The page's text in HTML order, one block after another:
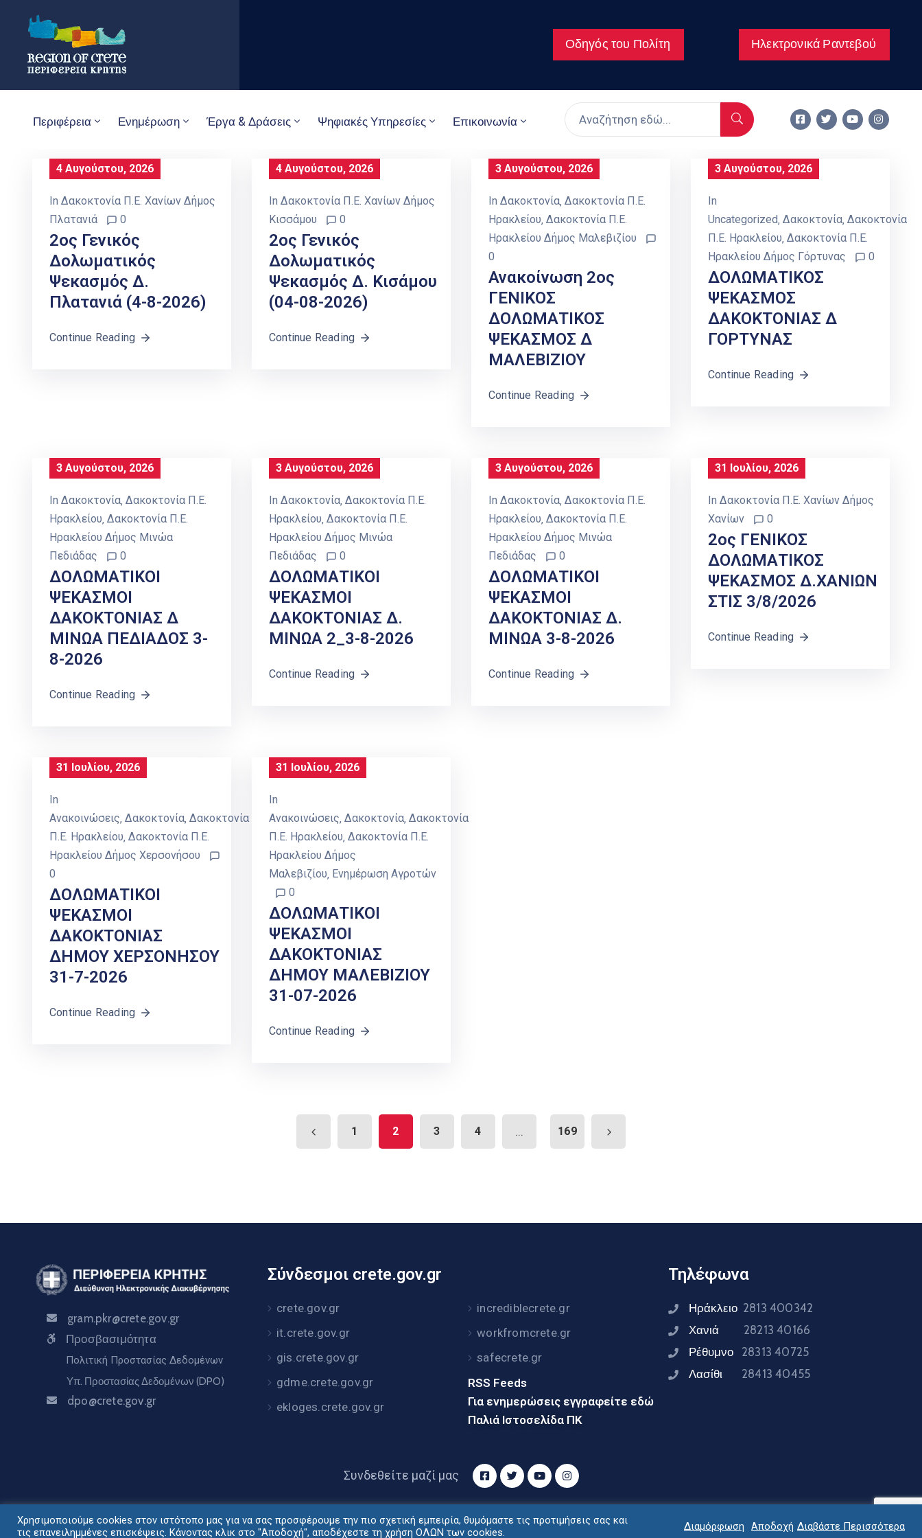
Οδηγός του Πολίτη Ηλεκτρονικά Ραντεβού
Περιφέρεια Ενημέρωση Έργα & Δράσεις Ψηφιακές Υπηρεσίες Επικοινωνία
4 Αυγούστου, 2026
In Δακοκτονία Π.Ε. Χανίων Δήμος
Πλατανιά
0
2ος Γενικός
Δολωματικός
Ψεκασμός Δ.
Πλατανιά (4-8-2026)
Continue Reading
4 Αυγούστου, 2026
In Δακοκτονία Π.Ε. Χανίων Δήμος
Κισσάμου
0
2ος Γενικός
Δολωματικός
Ψεκασμός Δ. Κισάμου
(04-08-2026)
Continue Reading
3 Αυγούστου, 2026
In Δακοκτονία‚ Δακοκτονία Π.Ε.
Ηρακλείου‚ Δακοκτονία Π.Ε.
Ηρακλείου Δήμος Μαλεβιζίου
0
Ανακοίνωση 2ος
ΓΕΝΙΚΟΣ
ΔΟΛΩΜΑΤΙΚΟΣ
ΨΕΚΑΣΜΟΣ Δ
ΜΑΛΕΒΙΖΙΟΥ
Continue Reading
3 Αυγούστου, 2026
In
Uncategorized‚ Δακοκτονία‚ Δακοκτονία
Π.Ε. Ηρακλείου‚ Δακοκτονία Π.Ε.
Ηρακλείου Δήμος Γόρτυνας
0
ΔΟΛΩΜΑΤΙΚΟΣ
ΨΕΚΑΣΜΟΣ
ΔΑΚΟΚΤΟΝΙΑΣ Δ
ΓΟΡΤΥΝΑΣ
Continue Reading
3 Αυγούστου, 2026
In Δακοκτονία‚ Δακοκτονία Π.Ε.
Ηρακλείου‚ Δακοκτονία Π.Ε.
Ηρακλείου Δήμος Μινώα
Πεδιάδας
0
ΔΟΛΩΜΑΤΙΚΟΙ
ΨΕΚΑΣΜΟΙ
ΔΑΚΟΚΤΟΝΙΑΣ Δ
ΜΙΝΩΑ ΠΕΔΙΑΔΟΣ 3-
8-2026
Continue Reading
3 Αυγούστου, 2026
In Δακοκτονία‚ Δακοκτονία Π.Ε.
Ηρακλείου‚ Δακοκτονία Π.Ε.
Ηρακλείου Δήμος Μινώα
Πεδιάδας
0
ΔΟΛΩΜΑΤΙΚΟΙ
ΨΕΚΑΣΜΟΙ
ΔΑΚΟΚΤΟΝΙΑΣ Δ.
ΜΙΝΩΑ 2_3-8-2026
Continue Reading
3 Αυγούστου, 2026
In Δακοκτονία‚ Δακοκτονία Π.Ε.
Ηρακλείου‚ Δακοκτονία Π.Ε.
Ηρακλείου Δήμος Μινώα
Πεδιάδας
0
ΔΟΛΩΜΑΤΙΚΟΙ
ΨΕΚΑΣΜΟΙ
ΔΑΚΟΚΤΟΝΙΑΣ Δ.
ΜΙΝΩΑ 3-8-2026
Continue Reading
31 Ιουλίου, 2026
In Δακοκτονία Π.Ε. Χανίων Δήμος
Χανίων
0
2ος ΓΕΝΙΚΟΣ
ΔΟΛΩΜΑΤΙΚΟΣ
ΨΕΚΑΣΜΟΣ Δ.ΧΑΝΙΩΝ
ΣΤΙΣ 3/8/2026
Continue Reading
31 Ιουλίου, 2026
In
Ανακοινώσεις‚ Δακοκτονία‚ Δακοκτονία
Π.Ε. Ηρακλείου‚ Δακοκτονία Π.Ε.
Ηρακλείου Δήμος Χερσονήσου
0
ΔΟΛΩΜΑΤΙΚΟΙ
ΨΕΚΑΣΜΟΙ
ΔΑΚΟΚΤΟΝΙΑΣ
ΔΗΜΟΥ ΧΕΡΣΟΝΗΣΟΥ
31-7-2026
Continue Reading
31 Ιουλίου, 2026
In
Ανακοινώσεις‚ Δακοκτονία‚ Δακοκτονία
Π.Ε. Ηρακλείου‚ Δακοκτονία Π.Ε.
Ηρακλείου Δήμος
Μαλεβιζίου‚ Ενημέρωση Αγροτών
0
ΔΟΛΩΜΑΤΙΚΟΙ
ΨΕΚΑΣΜΟΙ
ΔΑΚΟΚΤΟΝΙΑΣ
ΔΗΜΟΥ ΜΑΛΕΒΙΖΙΟΥ
31-07-2026
Continue Reading
1 2 3 4 ... 169
gram.pkr@crete.gov.gr
Προσβασιμότητα
Πολιτική Προστασίας Δεδομένων
Υπ. Προστασίας Δεδομένων (DPO)
dpo@crete.gov.gr
Σύνδεσμοι crete.gov.gr
crete.gov.gr
it.crete.gov.gr
gis.crete.gov.gr
gdme.crete.gov.gr
ekloges.crete.gov.gr
incrediblecrete.gr
workfromcrete.gr
safecrete.gr
RSS Feeds
Για ενημερώσεις εγγραφείτε εδώ
Παλιά Ιστοσελίδα ΠΚ
Τηλέφωνα
Ηράκλειο 2813 400342
Χανιά 28213 40166
Ρέθυμνο 28313 40725
Λασίθι 28413 40455
Συνδεθείτε μαζί μας
Σχεδιασμός - Ανάπτυξη: Διεύθυνση Ηλεκτρονικής Διακυβέρνησης Περιφέρειας Κρήτης © 2024
Χρησιμοποιούμε cookies στον ιστότοπο μας για να σας προσφέρουμε την πιο σχετική εμπειρία, θυμόμαστε τις προτιμήσεις σας και
τις επανειλημμένες επισκέψεις. Κάνοντας κλικ στο "Αποδοχή", αποδέχεστε τη χρήση ΟΛΩΝ των cookies.
Διαμόρφωση Αποδοχή Διαβάστε Περισσότερα